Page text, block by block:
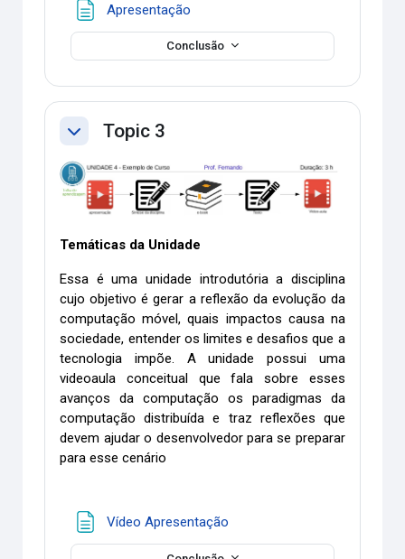
Apresentação
Conclusão
ContrairTopic 3
Temáticas da Unidade
Essa é uma unidade introdutória a disciplina
cujo objetivo é gerar a reflexão da evolução da
computação móvel, quais impactos causa na
sociedade, entender os limites e desafios que a
tecnologia impõe. A unidade possui uma
videoaula conceitual que fala sobre esses
avanços da computação os paradigmas da
computação distribuída e traz reflexões que
devem ajudar o desenvolvedor para se preparar
para esse cenário
Vídeo Apresentação